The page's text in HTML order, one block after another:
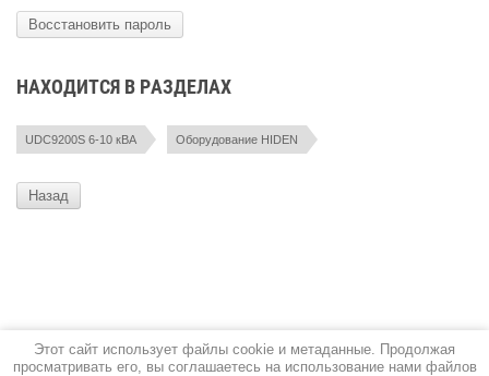
Этот сайт использует файлы cookie и метаданные. Продолжая
просматривать его, вы соглашаетесь на использование нами файлов
Восстановить пароль
НАХОДИТСЯ В РАЗДЕЛАХ
UDC9200S 6-10 кВА Оборудование HIDEN
Назад